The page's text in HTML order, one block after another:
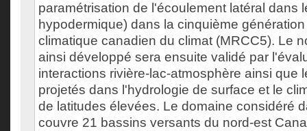
paramétrisation de l'écoulement latéral dans
hypodermique) dans la cinquième
climatique canadien du climat (MRCC5). Le
ainsi développé sera ensuite validé par
interactions rivière-lac-atmosphère ainsi que
projetés dans l'hydrologie de surface et le
de latitudes élevées. Le domaine considéré
couvre 21 bassins versants du nord-est